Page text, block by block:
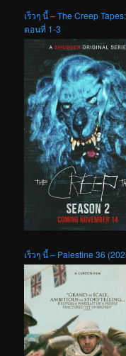
เร็วๆ นี้ – The Creep
ตอนที่ 1-3
เร็วๆ นี้ – Palestine 36